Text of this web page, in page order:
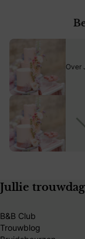
Over
Jullie trouwdag
B&B Club
Trouwblog